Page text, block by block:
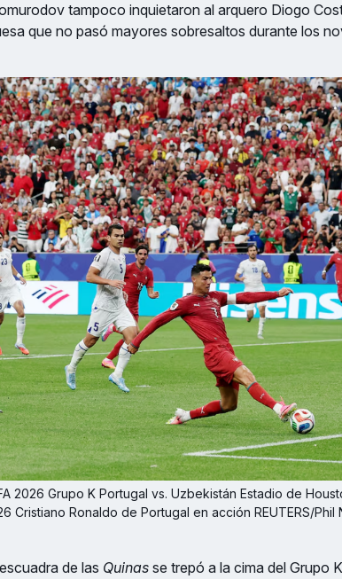
tampoco inquietaron al arquero Diogo
que no pasó mayores sobresaltos durante los
2026 Grupo K Portugal vs. Uzbekistán Estadio de
Cristiano Ronaldo de Portugal en acción REUTERS/Phil
de las Quinas se trepó a la cima del Grupo